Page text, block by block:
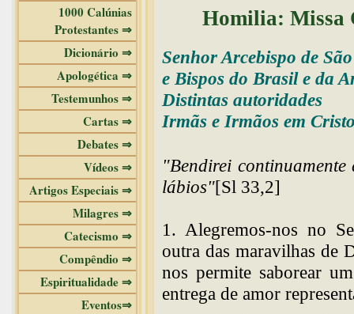
1000 Calúnias
Protestantes ⇒
Dicionário ⇒
Apologética ⇒
Testemunhos ⇒
Cartas ⇒
Debates ⇒
Vídeos ⇒
Artigos Especiais ⇒
Milagres ⇒
Catecismo ⇒
Compêndio ⇒
Espiritualidade ⇒
Eventos⇒
Homilia: Missa
Senhor Arcebispo de
e Bispos do Brasil e da
Distintas autoridades
Irmãs e Irmãos em
"Bendirei
lábios"[Sl 33,2]
1. Alegremos-nos no
outra das maravilhas de
nos permite saborear
entrega de amor